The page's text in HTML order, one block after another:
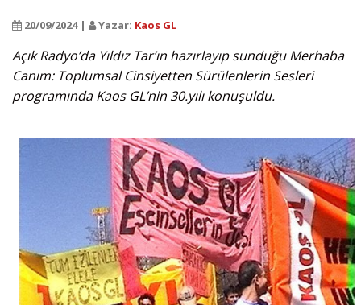
20/09/2024 | Yazar: Kaos GL
Açık Radyo’da Yıldız Tar’ın hazırlayıp sunduğu Merhaba
Canım: Toplumsal Cinsiyetten Sürülenlerin Sesleri
programında Kaos GL’nin 30.yılı konuşuldu.